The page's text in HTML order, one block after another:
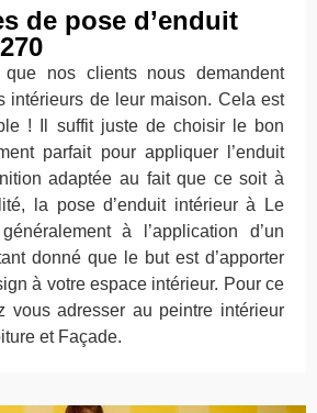
de pose d’enduit
que nos clients nous demandent
intérieurs de leur maison. Cela est
! Il suffit juste de choisir le bon
parfait pour appliquer l’enduit
adaptée au fait que ce soit à
la pose d’enduit intérieur à Le
à l’application d’un
donné que le but est d’apporter
à votre espace intérieur. Pour ce
vous adresser au peintre intérieur
et Façade.